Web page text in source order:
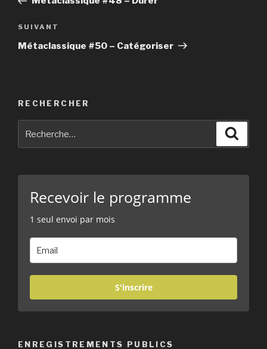
l’article
Article
suivant
SUIVANT
Métaclassique #50 – Catégoriser
RECHERCHER
Recevoir le programme
1 seul envoi par mois
S'inscrire
ENREGISTREMENTS PUBLICS